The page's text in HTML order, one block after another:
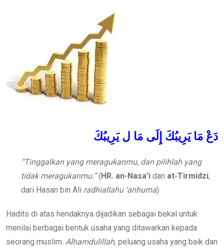
دَعْ مَا يَرِيبُكَ إِلَى مَا ل يَرِيبُكَ
“Tinggalkan yang meragukanmu, dan pilihlah yang
tidak meragukanmu.”(HR. an-Nasa’i dan at-Tirmidzi,
dari Hasan bin Ali radhiallahu ‘anhuma)
Hadits di atas hendaknya dijadikan sebagai bekal untuk
menilai berbagai bentuk usaha yang ditawarkan kepada
seorang muslim. Alhamdulillah, peluang usaha yang baik dan